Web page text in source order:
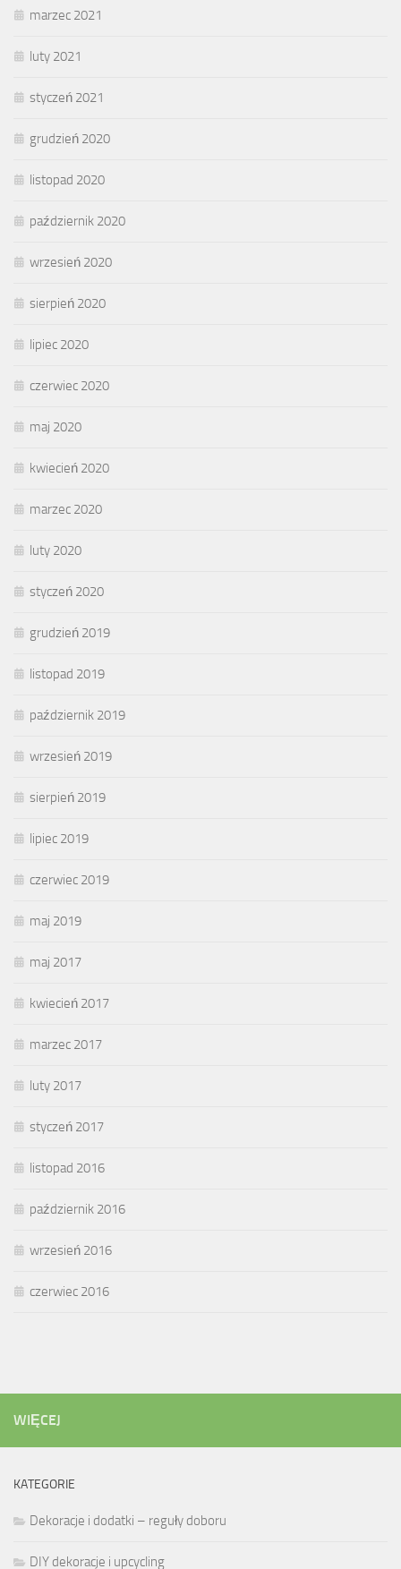
marzec 2021
luty 2021
styczeń 2021
grudzień 2020
listopad 2020
październik 2020
wrzesień 2020
sierpień 2020
lipiec 2020
czerwiec 2020
maj 2020
kwiecień 2020
marzec 2020
luty 2020
styczeń 2020
grudzień 2019
listopad 2019
październik 2019
wrzesień 2019
sierpień 2019
lipiec 2019
czerwiec 2019
maj 2019
maj 2017
kwiecień 2017
marzec 2017
luty 2017
styczeń 2017
listopad 2016
październik 2016
wrzesień 2016
czerwiec 2016
WIĘCEJ
KATEGORIE
Dekoracje i dodatki – reguły doboru
DIY dekoracje i upcycling